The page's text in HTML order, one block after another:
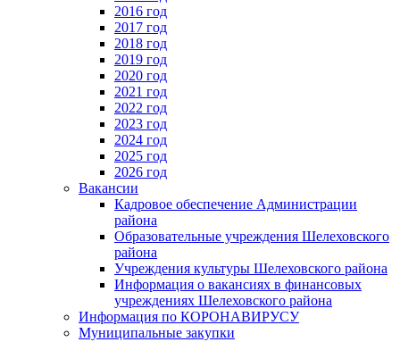
2016 год
2017 год
2018 год
2019 год
2020 год
2021 год
2022 год
2023 год
2024 год
2025 год
2026 год
Вакансии
Кадровое обеспечение Администрации
района
Образовательные учреждения Шелеховского
района
Учреждения культуры Шелеховского района
Информация о вакансиях в финансовых
учреждениях Шелеховского района
Информация по КОРОНАВИРУСУ
Муниципальные закупки